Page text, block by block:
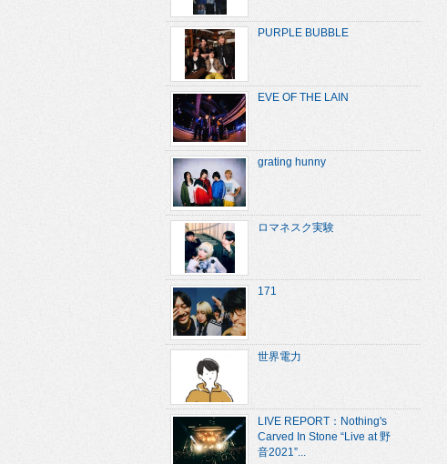
PURPLE BUBBLE
EVE OF THE LAIN
grating hunny
ロマネスク実験
171
世界電力
LIVE REPORT：Nothing's
Carved In Stone “Live at 野
音2021”...